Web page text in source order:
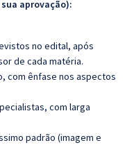
aprovação):
no edital, após
de cada matéria.
com ênfase nos aspectos
com larga
padrão (imagem e